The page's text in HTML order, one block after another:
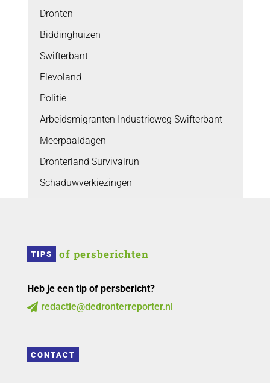
Dronten
Biddinghuizen
Swifterbant
Flevoland
Politie
Arbeidsmigranten Industrieweg Swifterbant
Meerpaaldagen
Dronterland Survivalrun
Schaduwverkiezingen
TIPS of persberichten
Heb je een tip of persbericht?
 redactie@dedronterreporter.nl
CONTACT